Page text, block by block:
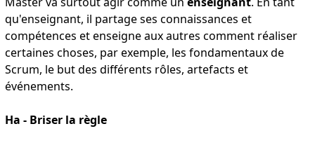
qu'enseignant, il partage ses connaissances et
compétences et enseigne aux autres comment réaliser
certaines choses, par exemple, les fondamentaux de
Scrum, le but des différents rôles, artefacts et
événements.
Ha - Briser la règle